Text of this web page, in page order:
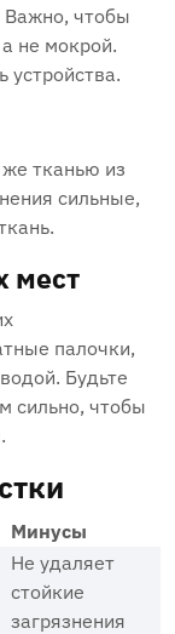
чтобы
не мокрой.
устройства.
тканью из
сильные,
мест
палочки,
Будьте
сильно, чтобы
Минусы
Не удаляет
стойкие
загрязнения